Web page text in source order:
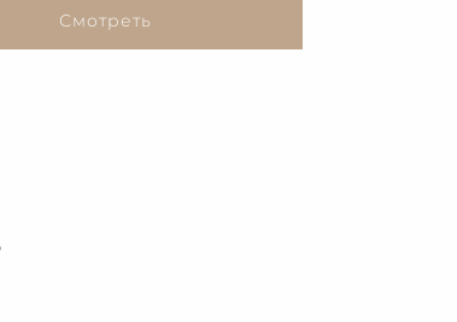
Смотреть